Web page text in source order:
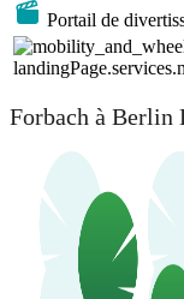
Portail de
Forbach à Berlin